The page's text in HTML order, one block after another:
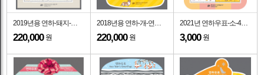
2019년용 연하-돼지-연쇄 4완-100매 소관봉 소형시트-2018.12.3일
220,000 원
2018년용 연하-개-연쇄 4완-100매 소관봉 소형시트-2017.12.1일
220,000 원
2021년 연하우표-소-4매 소형시트-2020.12.1일
3,000 원